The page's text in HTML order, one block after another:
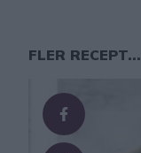
FLER RECEPT...